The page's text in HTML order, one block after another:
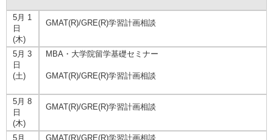
5月 1
日
(木)
GMAT(R)/GRE(R)学習計画相談
5月 3
日
(土)
MBA・大学院留学基礎セミナー
GMAT(R)/GRE(R)学習計画相談
5月 8
日
(木)
GMAT(R)/GRE(R)学習計画相談
5月
GMAT(R)/GRE(R)学習計画相談